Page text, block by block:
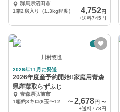
群馬県沼田市
1箱2房入り（1.3kg程度）
4,752円
+送料745円
予約
川村悠也
2026年11月に発送
2026年度産予約開始‼️家庭用青森
県産葉取らずふじ
青森県弘前市
〜 2,678円 〜
+送料778円